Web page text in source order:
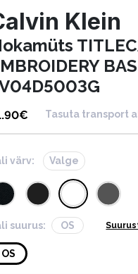
Klein
€ Tasuta transport
värv: Valge
suurus: OS
OS